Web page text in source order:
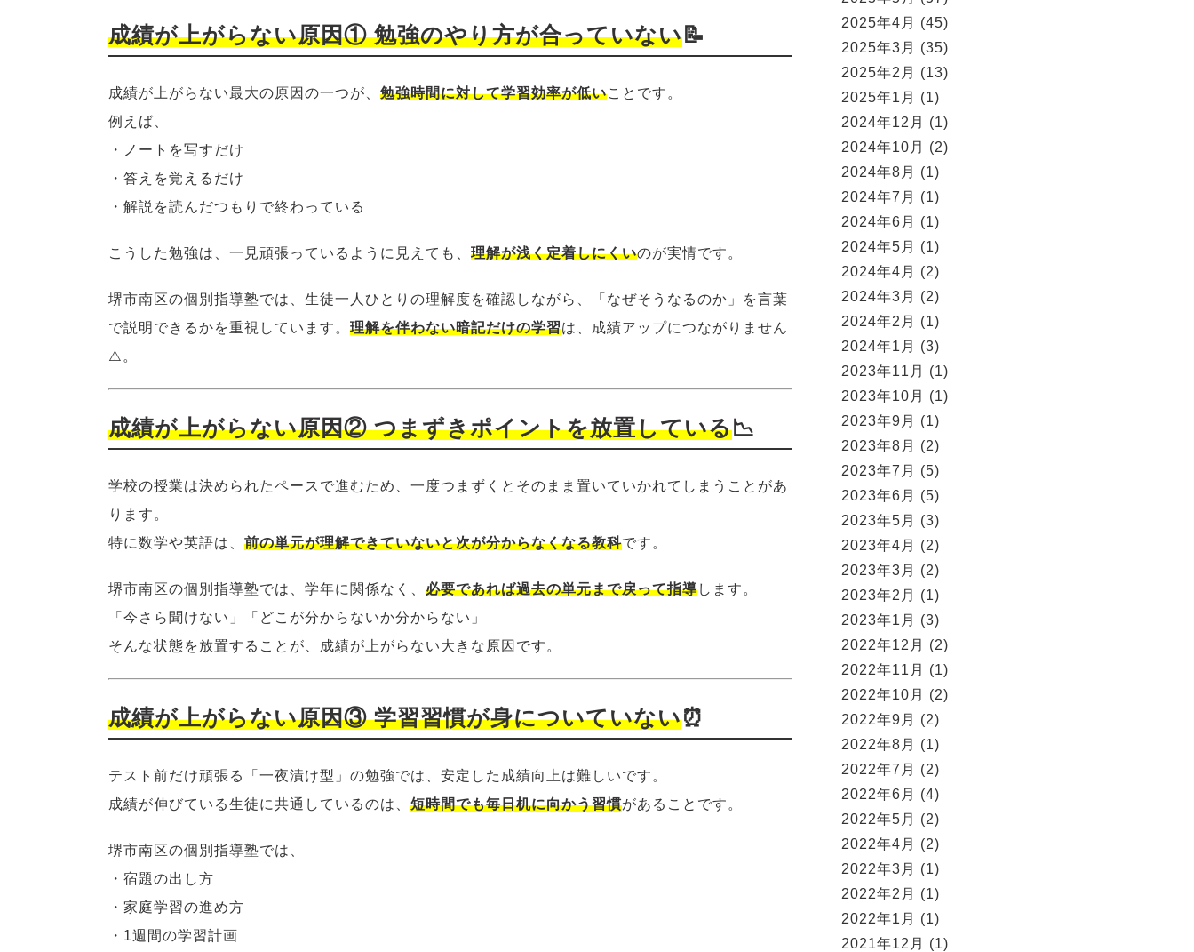
成績が上がらない原因① 勉強のやり方が合っていない📝
成績が上がらない最大の原因の一つが、 勉強時間に対して学習効率が低いことです。
例えば、
・ノートを写すだけ
・答えを覚えるだけ
・解説を読んだつもりで終わっている
こうした勉強は、一見頑張っているように見えても、 理解が浅く定着しにくいのが実情です。
堺市南区の個別指導塾では、生徒一人ひとりの理解度を確認しながら、「なぜそうなるのか」を言葉
で説明できるかを重視しています。 理解を伴わない暗記だけの学習は、成績アップにつながりません
⚠️。
成績が上がらない原因② つまずきポイントを放置している📉
学校の授業は決められたペースで進むため、一度つまずくとそのまま置いていかれてしまうことがあ
ります。
特に数学や英語は、 前の単元が理解できていないと次が分からなくなる教科です。
堺市南区の個別指導塾では、学年に関係なく、 必要であれば過去の単元まで戻って指導します。
「今さら聞けない」「どこが分からないか分からない」
そんな状態を放置することが、成績が上がらない大きな原因です。
成績が上がらない原因③ 学習習慣が身についていない⏰
テスト前だけ頑張る「一夜漬け型」の勉強では、安定した成績向上は難しいです。
成績が伸びている生徒に共通しているのは、 短時間でも毎日机に向かう習慣があることです。
堺市南区の個別指導塾では、
・宿題の出し方
・家庭学習の進め方
・1週間の学習計画
2025年4月
(45)
2025年3月
(35)
2025年2月
(13)
2025年1月
(1)
2024年12月
(1)
2024年10月
(2)
2024年8月
(1)
2024年7月
(1)
2024年6月
(1)
2024年5月
(1)
2024年4月
(2)
2024年3月
(2)
2024年2月
(1)
2024年1月
(3)
2023年11月
(1)
2023年10月
(1)
2023年9月
(1)
2023年8月
(2)
2023年7月
(5)
2023年6月
(5)
2023年5月
(3)
2023年4月
(2)
2023年3月
(2)
2023年2月
(1)
2023年1月
(3)
2022年12月
(2)
2022年11月
(1)
2022年10月
(2)
2022年9月
(2)
2022年8月
(1)
2022年7月
(2)
2022年6月
(4)
2022年5月
(2)
2022年4月
(2)
2022年3月
(1)
2022年2月
(1)
2022年1月
(1)
2021年12月
(1)